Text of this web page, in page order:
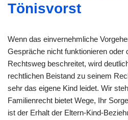
Tönisvorst
Wenn das einvernehmliche
Gespräche nicht funktionieren oder
Rechtsweg beschreitet, wird
rechtlichen Beistand zu seinem
sehr das eigene Kind leidet. Wir
Familienrecht bietet Wege, Ihr
ist der Erhalt der Eltern-Kind-